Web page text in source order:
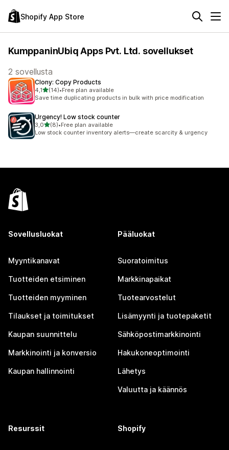
Shopify App Store
KumppaninUbiq Apps Pvt. Ltd. sovellukset
2 sovellusta
Clony: Copy Products
4,1/ 5 tähteä
(14)
14 arvostelua yhteensä
•Free plan available
Save time duplicating products in bulk with price modification
Urgency! Low stock counter
3,0/ 5 tähteä
(8)
8 arvostelua yhteensä
•Free plan available
Low stock counter inventory alerts—create scarcity & urgency
Sovellusluokat
Myyntikanavat
Tuotteiden etsiminen
Tuotteiden myyminen
Tilaukset ja toimitukset
Kaupan suunnittelu
Markkinointi ja konversio
Kaupan hallinnointi
Pääluokat
Suoratoimitus
Markkinapaikat
Tuotearvostelut
Lisämyynti ja tuotepaketit
Sähköpostimarkkinointi
Hakukoneoptimointi
Lähetys
Valuutta ja käännös
Resurssit Shopify